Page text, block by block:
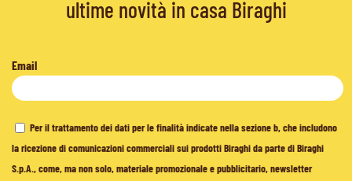
ultime novità in casa Biraghi
Email
Per il trattamento dei dati per le finalità indicate nella sezione b, che includono
la ricezione di comunicazioni commerciali sui prodotti Biraghi da parte di Biraghi
S.p.A., come, ma non solo, materiale promozionale e pubblicitario, newsletter